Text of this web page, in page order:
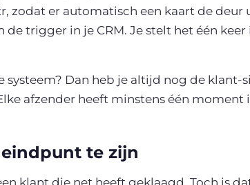
zodat er automatisch een kaart de deur
trigger in je CRM. Je stelt het één
systeem? Dan heb je altijd nog de klant-
afzender heeft minstens één moment
te zijn